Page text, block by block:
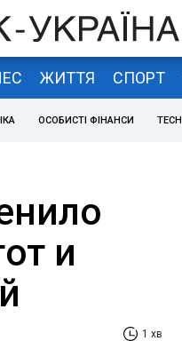
ЖИТТЯ СПОРТ
ОСОБИСТІ ФІНАНСИ TECH
и
1 хв